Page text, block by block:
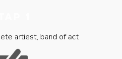
artiest, band of act